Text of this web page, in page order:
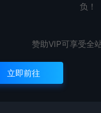
负！
赞助VIP可享受全
立即前往